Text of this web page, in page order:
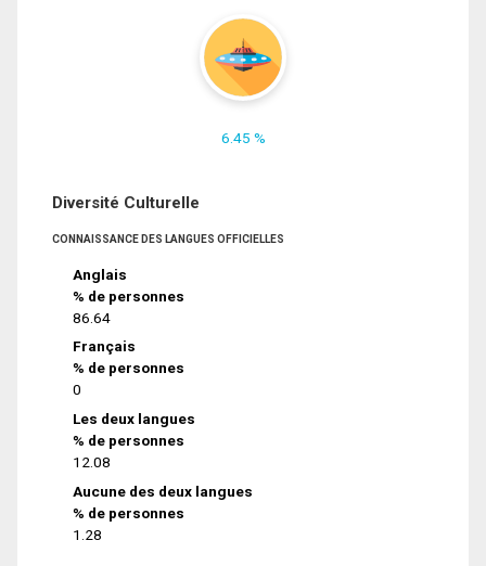
6.45 %
Diversité Culturelle
CONNAISSANCE DES LANGUES OFFICIELLES
Anglais
% de personnes
86.64
Français
% de personnes
0
Les deux langues
% de personnes
12.08
Aucune des deux langues
% de personnes
1.28